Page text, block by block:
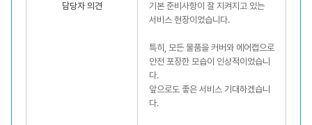
담당자 의견
기본 준비사항이 잘 지켜지고 있는
서비스 현장이었습니다.
특히, 모든 물품을 커버와 에어캡으로
안전 포장한 모습이 인상적이었습니
다.
앞으로도 좋은 서비스 기대하겠습니
다.